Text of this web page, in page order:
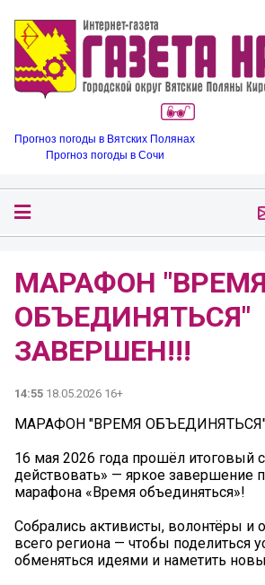
Прогноз погоды в Вятских Полянах
Прогноз погоды в Сочи
МАРАФОН "ВРЕМЯ
ОБЪЕДИНЯТЬСЯ"
ЗАВЕРШЕН!!!
14:55 18.05.2026 16+
МАРАФОН "ВРЕМЯ
16 мая 2026 года прошёл итоговый
действовать» — яркое завершение
марафона «Время объединяться»!
Собрались активисты, волонтёры и
всего региона — чтобы поделиться
обменяться идеями и наметить